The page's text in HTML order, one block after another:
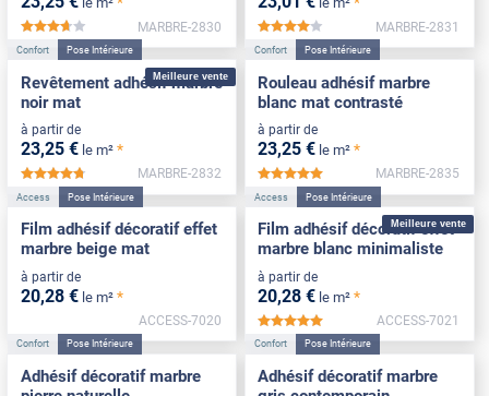
*****
MARBRE-2830
*****
MARBRE-2831
Meilleure vente
Confort Pose Intérieure
Revêtement adhésif marbre
noir mat
à partir de
23,25 € le m² *
*****
MARBRE-2832
Confort Pose Intérieure
Rouleau adhésif marbre
blanc mat contrasté
à partir de
23,25 € le m² *
MARBRE-2835
Access Pose Intérieure
Film adhésif décoratif effet
marbre beige mat
à partir de
20,28 € le m² *
ACCESS-7020
Meilleure vente
Access Pose Intérieure
Film adhésif décoratif effet
marbre blanc minimaliste
à partir de
20,28 € le m² *
ACCESS-7021
Confort Pose Intérieure
Adhésif décoratif marbre
Confort Pose Intérieure
Adhésif décoratif marbre